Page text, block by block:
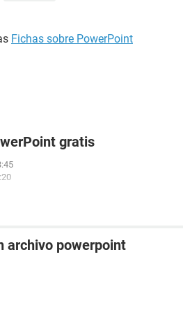
Fichas sobre PowerPoint
gratis
archivo powerpoint